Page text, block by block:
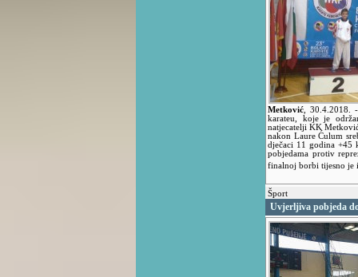
Metković 30.4.2018.
karateu, koje je
natjecatelji KK
nakon Laure Ćulum
dječaci 11 godina +45
pobjedama protiv
finalnoj borbi tijesno je
Šport
Uvjerljiva pobjeda